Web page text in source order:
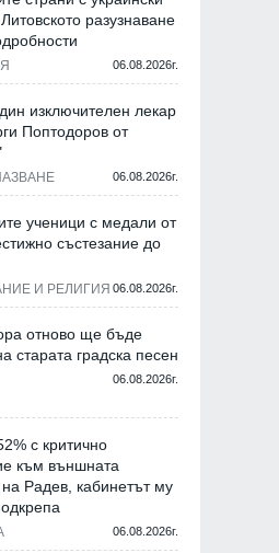
заради сигнал за бомба
15.07.2026г.
разузнаване
06.08.2026г.
изключителен лекар
Поптодоров от
06.08.2026г.
ученици с медали от
състезание до
И РЕЛИГИЯ 06.08.2026г.
отново ще бъде
старата градска песен
06.08.2026г.
с критично
към външната
на Радев, кабинетът му
06.08.2026г.